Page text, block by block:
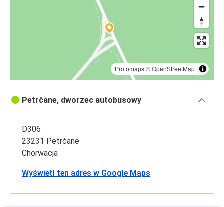
Protomaps©OpenStreetMap
Petrčane, dworzec autobusowy
D306
23231 Petrčane
Chorwacja
Wyświetl ten adres w Google Maps